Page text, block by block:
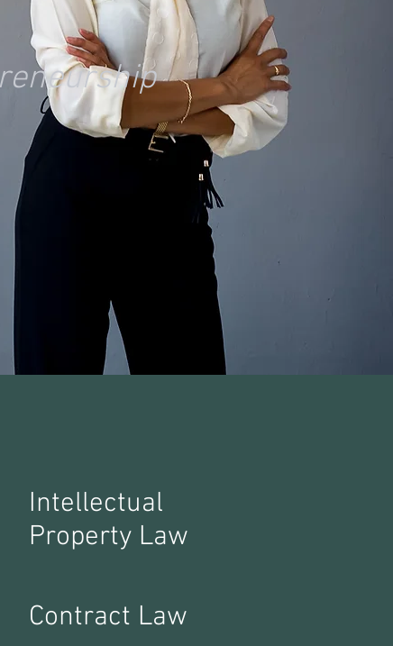
Intellectual
Property Law
Contract Law